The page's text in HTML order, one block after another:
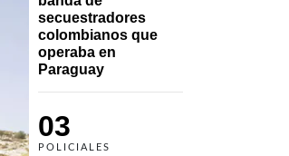
secuestradores
colombianos que
operaba en
Paraguay
03
POLICIALES